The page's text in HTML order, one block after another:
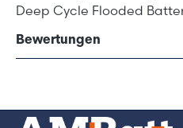
Deep Cycle Flooded
Bewertungen